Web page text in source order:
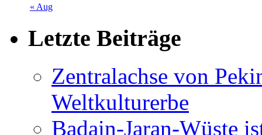
« Aug
Letzte Beiträge
Zentralachse von
Weltkulturerbe
Badain-Jaran-Wüste